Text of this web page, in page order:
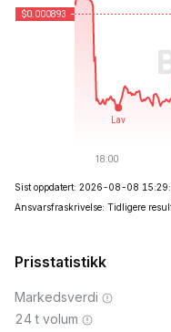
Sist oppdatert: 2026-08-08
Ansvarsfraskrivelse: Tidligere
Prisstatistikk
Markedsverdi
24 t volum